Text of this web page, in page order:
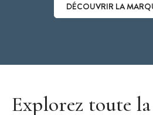
DÉCOUVRIR LA
Explorez toute